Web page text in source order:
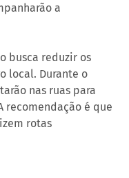
a
busca reduzir os
local. Durante o
nas ruas para
recomendação é que
rotas